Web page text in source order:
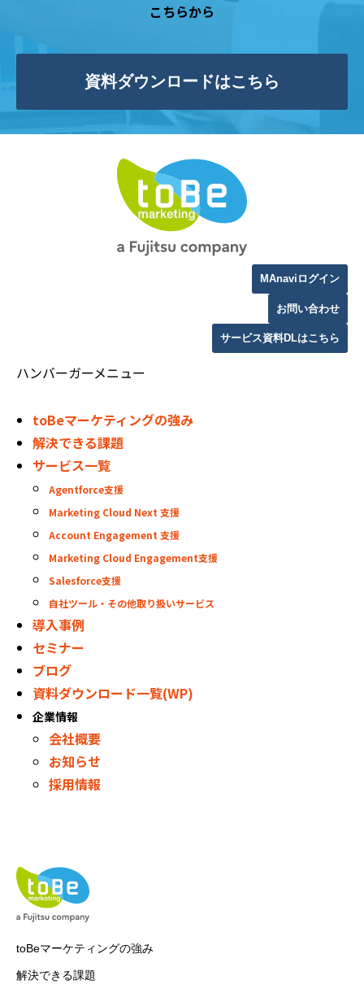
こちらから
資料ダウンロードはこちら
MAnaviログイン
お問い合わせ
サービス資料DLはこちら
ハンバーガーメニュー
toBeマーケティングの強み
解決できる課題
サービス一覧
Agentforce支援
Marketing Cloud Next 支援
Account Engagement 支援
Marketing Cloud Engagement支援
Salesforce支援
自社ツール・その他取り扱いサービス
導入事例
セミナー
ブログ
資料ダウンロード一覧(WP)
企業情報
会社概要
お知らせ
採用情報
toBeマーケティングの強み
解決できる課題